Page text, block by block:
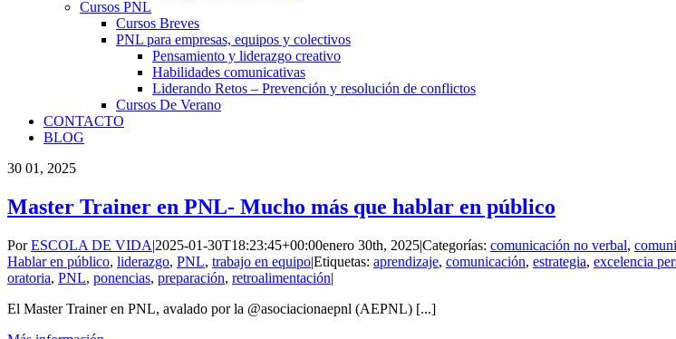
Cursos PNL
Cursos Breves
PNL para empresas, equipos y colectivos
Pensamiento y liderazgo creativo
Habilidades comunicativas
Liderando Retos – Prevención y resolución de conflictos
Cursos De Verano
CONTACTO
BLOG
30 01, 2025
Master Trainer en PNL- Mucho más que hablar en público
PorESCOLA DE VIDA|2025-01-30T18:23:45+00:00enero 30th, 2025|Categorías: comunicación no verbal,
Hablar en público, liderazgo, PNL, trabajo en equipo|Etiquetas: aprendizaje, comunicación, estrategia, excelencia
oratoria, PNL, ponencias, preparación, retroalimentación|
El Master Trainer en PNL, avalado por la @asociacionaepnl (AEPNL) [...]